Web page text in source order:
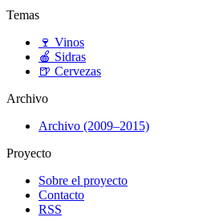
Temas
🍷 Vinos
🍎 Sidras
🍺 Cervezas
Archivo
Archivo (2009–2015)
Proyecto
Sobre el proyecto
Contacto
RSS